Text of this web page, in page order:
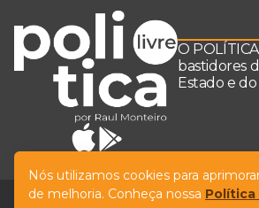
O
bastidores
Estado e do
Nós utilizamos cookies para
de melhoria. Conheça nossa Política